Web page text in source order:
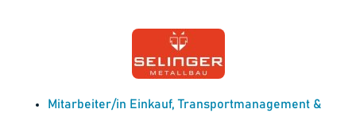
Mitarbeiter/in Einkauf, Transportmanagement &